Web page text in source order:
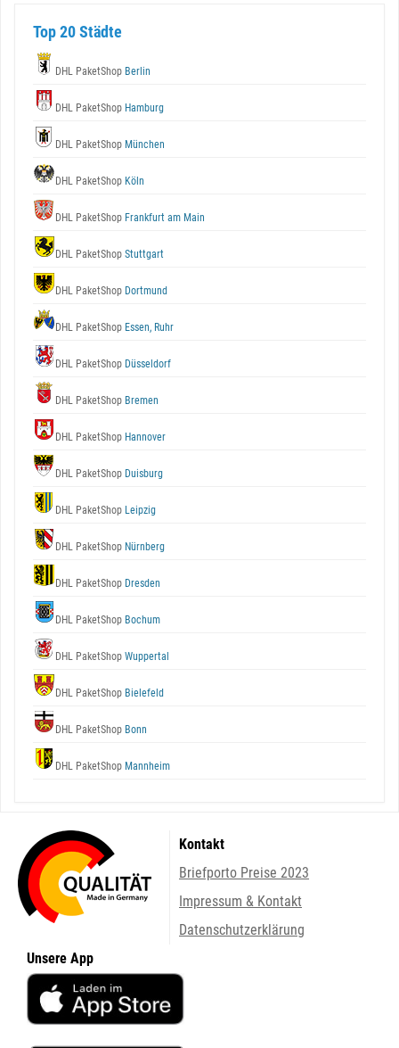
Top 20 Städte
DHL PaketShop Berlin
DHL PaketShop Hamburg
DHL PaketShop München
DHL PaketShop Köln
DHL PaketShop Frankfurt am Main
DHL PaketShop Stuttgart
DHL PaketShop Dortmund
DHL PaketShop Essen, Ruhr
DHL PaketShop Düsseldorf
DHL PaketShop Bremen
DHL PaketShop Hannover
DHL PaketShop Duisburg
DHL PaketShop Leipzig
DHL PaketShop Nürnberg
DHL PaketShop Dresden
DHL PaketShop Bochum
DHL PaketShop Wuppertal
DHL PaketShop Bielefeld
DHL PaketShop Bonn
DHL PaketShop Mannheim
Kontakt
Briefporto Preise 2023
Impressum & Kontakt
Datenschutzerklärung
Unsere App